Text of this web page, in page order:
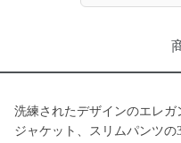
洗練されたデザインのエレ
ジャケット、スリムパンツ